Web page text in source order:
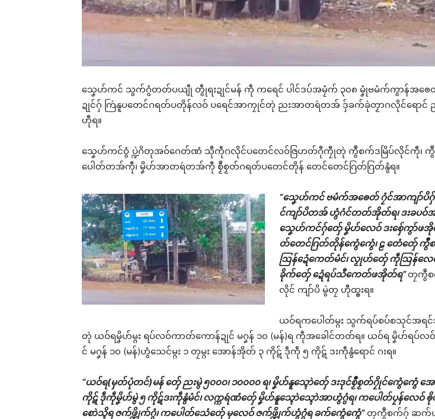
ဌာန်ပရိုၚ်ဗၠးၜ
ပရိုၚ်လက္ကရဴအို
သၞေဟ်ကင် သွက်ဂွံတတ်ပယျဵု တွဵုရးဍုင်မန် ကဵု ကရေင် ပါင်ဒပ်အမၠံက် ၃၀၈ မၞုံဗမံက်ကွာန်အၜ
ဍုင်ဂှ် ကြဴနူပတေင်ဂရတ်ပတိုန်လဝ် ပရေင်အာကၠုင်တုဲ ညးအာတရဴတအ် ဒှ်ခက်ခုဲတၟာဂလိုင်ရောင်
ဟီုရ။
သၞေဟ်ကင်ဝွံ ပ္ဍဲဂိတုအဝ်ဂေတ်ဏံ သီုကဵုဂလိုင်ပတေင်လဝ်ဇြဟတ်ဂီုကၠီုတုဲ ကွဳစက်ဒမြိပ်လိုင်ကီု၊
ပေါတ်တအ်ကီု၊ မၞိဟ်အာတရဴတအ်ကီု စၟဳစၟတ်ဂရတ်ပတေင်တိုန် တေင်တေင်ဂြတ်ဂြတ်နွံရ။
“သၞေဟ်ကင် ဗမံက်အၜေတ် ဂၠံင်အာကျာ်ပိ
င်ကျာ်ပိတအ် ဟွံဂံင်တတ်အိုတ်ရ၊ ဒးခပဝ်
သၞေဟ်ကင်ဂှ်တှ်ေ မၞိဟ်လေဝ် ဒးစှ်ေကွာ်ဖအို
တ်တေင်ဂြတ်တိုန်ကွေံကွေံ၊ ဠ တေံတှ်ေ
ဩန်ဍေံကေတ်မံင်၊ လၟုဟ်တှ်ေ ကဵုဩန်လေ
ခိုက်တှ်ေ ဍေံရပ်သီကေတ်ဖအိုတ်ရ”တၠကွဳစ
လိုင် ကျာ်ပိ မွဲတၠ ဟီုထ္ၜးရ။
ယဝ်ရကပေါတ်မ္ဂး သွက်ရပ်စပ်စသုင်အရင်
တုဲ ယဝ်ရမၞိဟ်မ္ဂး ရပ်လဝ်ကာတ်ကောန်ဍုင် မဂၞန် ၁၀ (မန်)ရ ကဵုအခေါင်တတ်ရ။ ယဝ်ရ မၞိဟ်ရပ်
င် မဂၞန် ၁၀ (မန်)ဟွံသေင်မ္ဂး ၁ တၠမ္ဂး အောန်အိုတ် ၃ ကိုဋ် ဒဵုကဵု ၅ ကိုဋ် ဒးကဵုနွံရောင် ဂးရ။
“ယဝ်ရ(မှတ်ပုံတင်)မန် တှ်ေ ညးမွဲ ၅၀၀၀၊ ၁၀၀၀၀ ရ၊ မၞိဟ်နူသ္ၚောဲတှ်ေ ဒးဒုင်စၟဳစၟတ်ဂၠိုင်ကွေံကွေံ
ကိုဋ် ဒဵုကဵုမၞိဟ်မွဲ ၅ ကိုဋ်ဒးကဵုနွံမံင်၊ လက္ကရဴဏံတှ်ေ မၞိဟ်နူသ္ၚောဲသ္ၚောဲအာဟွံဂွံရ၊ ကပေါတ်ပၠန်လေ
စောဲသ္ၚိရ ဇက်ဖ္ဍိုက်ဂွံ၊ ကပေါတ်သေံတှ်ေ မုလေဝ် ဇက်ဖ္ဍိုက်ဟွံဂွံရ ခက်ကွေံကွေံ”တၠကွဳစက်ဂှ် ဆက်